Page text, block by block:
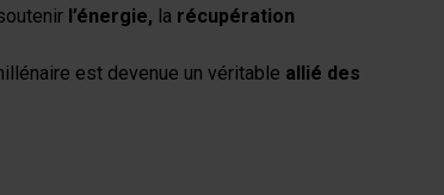
l’énergie, la récupération
est devenue un véritable allié des